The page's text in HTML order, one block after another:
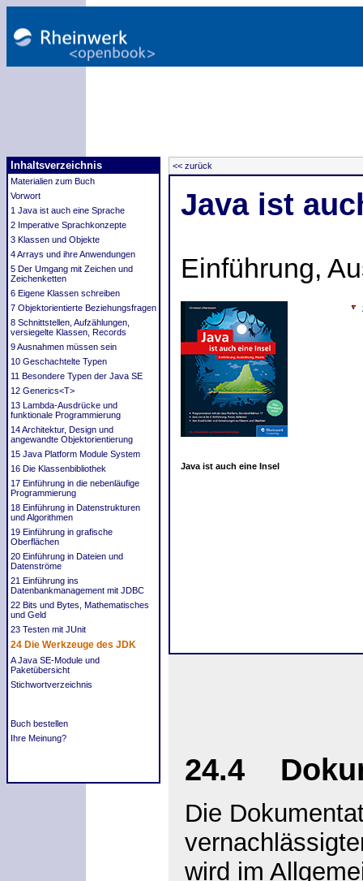
Inhaltsverzeichnis
Materialien zum Buch
Vorwort
1 Java ist auch eine Sprache
2 Imperative Sprachkonzepte
3 Klassen und Objekte
4 Arrays und ihre Anwendungen
5 Der Umgang mit Zeichen und
Zeichenketten
6 Eigene Klassen schreiben
7 Objektorientierte Beziehungsfragen
8 Schnittstellen, Aufzählungen,
versiegelte Klassen, Records
9 Ausnahmen müssen sein
10 Geschachtelte Typen
11 Besondere Typen der Java SE
12 Generics<T>
13 Lambda-Ausdrücke und
funktionale Programmierung
14 Architektur, Design und
angewandte Objektorientierung
15 Java Platform Module System
16 Die Klassenbibliothek
17 Einführung in die nebenläufige
Programmierung
18 Einführung in Datenstrukturen
und Algorithmen
19 Einführung in grafische
Oberflächen
20 Einführung in Dateien und
Datenströme
21 Einführung ins
Datenbankmanagement mit JDBC
22 Bits und Bytes, Mathematisches
und Geld
23 Testen mit JUnit
24 Die Werkzeuge des JDK
A Java SE-Module und
Paketübersicht
Stichwortverzeichnis
Buch bestellen
Ihre Meinung?
<< zurück
Java ist
Einführung,
Java ist auch eine Insel
24.4
Die
wird im